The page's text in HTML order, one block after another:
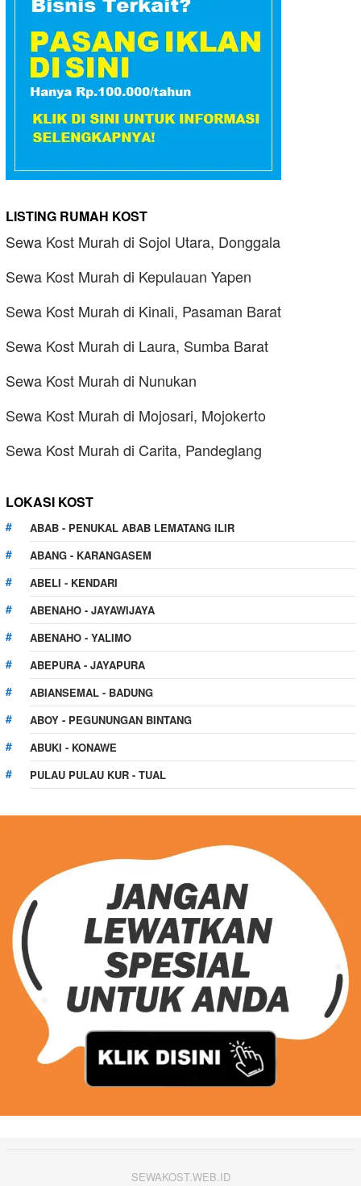
LISTING RUMAH KOST
Sewa Kost Murah di Sojol Utara, Donggala
Sewa Kost Murah di Kepulauan Yapen
Sewa Kost Murah di Kinali, Pasaman Barat
Sewa Kost Murah di Laura, Sumba Barat
Sewa Kost Murah di Nunukan
Sewa Kost Murah di Mojosari, Mojokerto
Sewa Kost Murah di Carita, Pandeglang
LOKASI KOST
ABAB - PENUKAL ABAB LEMATANG ILIR
ABANG - KARANGASEM
ABELI - KENDARI
ABENAHO - JAYAWIJAYA
ABENAHO - YALIMO
ABEPURA - JAYAPURA
ABIANSEMAL - BADUNG
ABOY - PEGUNUNGAN BINTANG
ABUKI - KONAWE
PULAU PULAU KUR - TUAL
SEWAKOST.WEB.ID